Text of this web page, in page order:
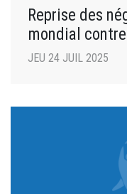
Reprise des
mondial
JEU 24 JUIL 2025